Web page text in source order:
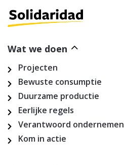
Wat we doen
Projecten
Bewuste consumptie
Duurzame productie
Eerlijke regels
Verantwoord ondernemen
Kom in actie